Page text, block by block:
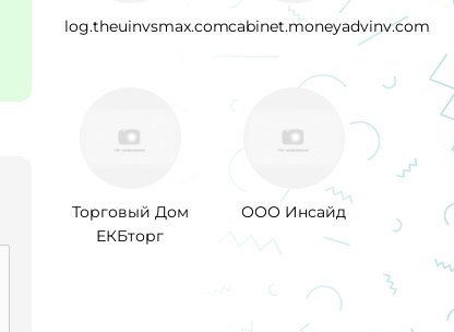
log.theuinvsmax.comcabinet.moneyadvinv.com
Торговый Дом
ЕКБторг
ООО Инсайд